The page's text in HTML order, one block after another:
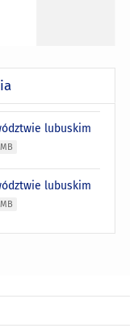
lubuskim
lubuskim